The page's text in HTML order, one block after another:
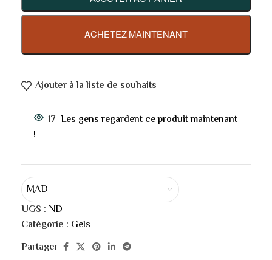
ACHETEZ MAINTENANT
Ajouter à la liste de souhaits
17 Les gens regardent ce produit maintenant
!
MAD
UGS : ND
Catégorie : Gels
Partager